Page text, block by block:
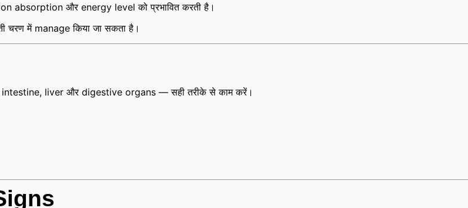
absorption और energy level को प्रभावित करती है।
में manage किया जा सकता है।
liver और digestive organs — सही तरीके से काम करें।